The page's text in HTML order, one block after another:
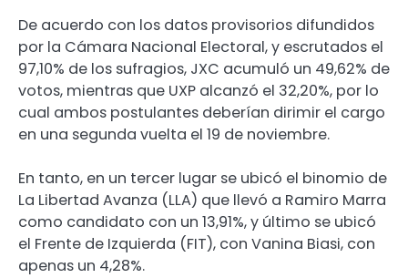
De acuerdo con los datos provisorios difundidos
por la Cámara Nacional Electoral, y escrutados el
97,10% de los sufragios, JXC acumuló un 49,62% de
votos, mientras que UXP alcanzó el 32,20%, por lo
cual ambos postulantes deberían dirimir el cargo
en una segunda vuelta el 19 de noviembre.
En tanto, en un tercer lugar se ubicó el binomio de
La Libertad Avanza (LLA) que llevó a Ramiro Marra
como candidato con un 13,91%, y último se ubicó
el Frente de Izquierda (FIT), con Vanina Biasi, con
apenas un 4,28%.